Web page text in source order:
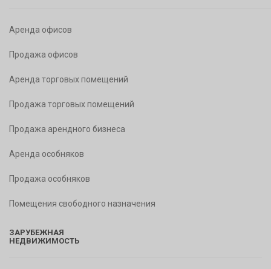
Аренда офисов
Продажа офисов
Аренда торговых помещений
Продажа торговых помещений
Продажа арендного бизнеса
Аренда особняков
Продажа особняков
Помещения свободного назначения
ЗАРУБЕЖНАЯ
НЕДВИЖИМОСТЬ